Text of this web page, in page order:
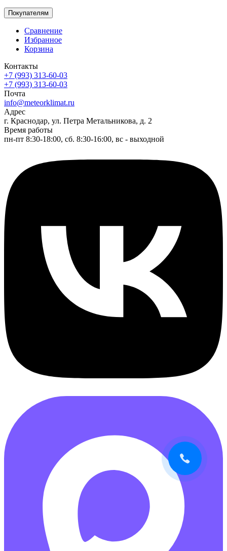
Покупателям
Сравнение
Избранное
Корзина
Контакты
+7 (993) 313-60-03
+7 (993) 313-60-03
Почта
info@meteorklimat.ru
Адрес
г. Краснодар, ул. Петра Метальникова, д. 2
Время работы
пн-пт 8:30-18:00, сб. 8:30-16:00, вс - выходной